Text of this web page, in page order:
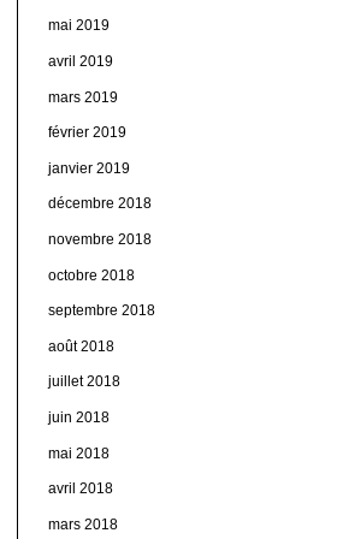
mai 2019
avril 2019
mars 2019
février 2019
janvier 2019
décembre 2018
novembre 2018
octobre 2018
septembre 2018
août 2018
juillet 2018
juin 2018
mai 2018
avril 2018
mars 2018